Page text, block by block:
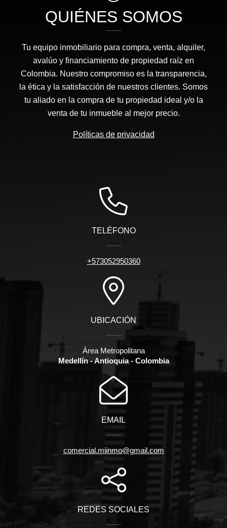
QUIÉNES SOMOS
Tu equipo inmobiliario para compra, venta, alquiler,
avalúo y financiamiento de propiedad raíz en
Colombia. Nuestro compromiso es la transparencia,
la ética y la satisfacción de nuestros clientes. Somos
tu aliado en la compra de tu propiedad ideal y/o la
venta de tu inmueble al mejor precio.
Políticas de privacidad
TELÉFONO
+573052950360
UBICACIÓN
Área Metropolitana
Medellín - Antioquia - Colombia
EMAIL
comercial.miinmo@gmail.com
REDES SOCIALES